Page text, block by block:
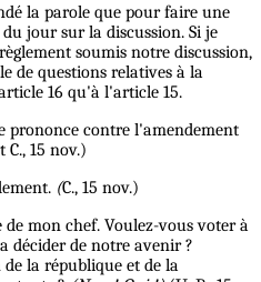
la parole que pour faire une
jour sur la discussion. Si je
soumis notre discussion,
de questions relatives à la
16 qu'à l'article 15.
prononce contre l'amendement
C., 15 nov.)
(C., 15 nov.)
de mon chef. Voulez-vous voter à
décider de notre avenir ?
la république et de la